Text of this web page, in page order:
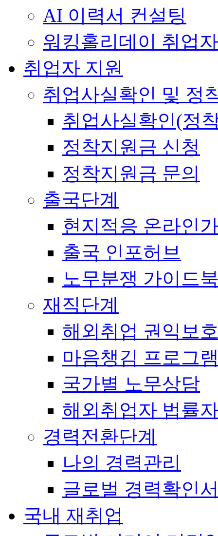
AI 이력서 컨설팅
워킹홀리데이 취업
취업자 지원
취업사실확인 및 정
취업사실확인(정
정착지원금 신청
정착지원금 문의
출국단계
현지적응 온라인
출국 인포허브
노무분쟁 가이드
재직단계
해외취업 권익보
마음챙김 프로그
국가별 노무상담
해외취업자 법률
경력전환단계
나의 경력관리
글로벌 경력확인
국내 재취업